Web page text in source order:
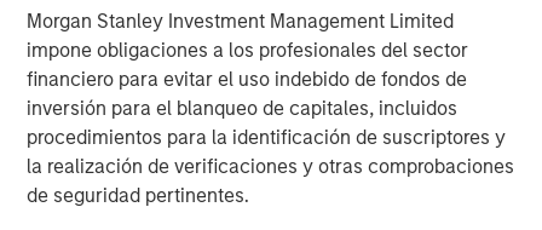
Morgan Stanley Investment Management Limited
impone obligaciones a los profesionales del sector
financiero para evitar el uso indebido de fondos de
inversión para el blanqueo de capitales, incluidos
procedimientos para la identificación de suscriptores y
la realización de verificaciones y otras comprobaciones
de seguridad pertinentes.
Danone is a leading global food and beverage company
operating in three health-focused, fast-growing and on-
trend Categories: Essential Dairy & Plant-Based products,
Waters and Specialized Nutrition. With a long-standing
mission of bringing health through food to as many
people as possible, Danone aims to inspire healthier and
more sustainable eating and drinking practices while